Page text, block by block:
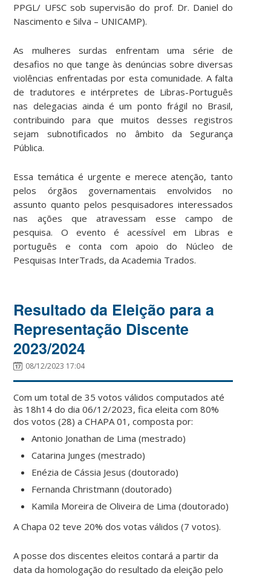
PPGL/ UFSC sob supervisão do prof. Dr. Daniel do
Nascimento e Silva – UNICAMP).
As mulheres surdas enfrentam uma série de
desafios no que tange às denúncias sobre diversas
violências enfrentadas por esta comunidade. A falta
de tradutores e intérpretes de Libras-Português
nas delegacias ainda é um ponto frágil no Brasil,
contribuindo para que muitos desses registros
sejam subnotificados no âmbito da Segurança
Pública.
Essa temática é urgente e merece atenção, tanto
pelos órgãos governamentais envolvidos no
assunto quanto pelos pesquisadores interessados
nas ações que atravessam esse campo de
pesquisa. O evento é acessível em Libras e
português e conta com apoio do Núcleo de
Pesquisas InterTrads, da Academia Trados.
Resultado da Eleição para a
Representação Discente
2023/2024
08/12/2023 17:04
Com um total de 35 votos válidos computados até
às 18h14 do dia 06/12/2023, fica eleita com 80%
dos votos (28) a CHAPA 01, composta por:
Antonio Jonathan de Lima (mestrado)
Catarina Junges (mestrado)
Enézia de Cássia Jesus (doutorado)
Fernanda Christmann (doutorado)
Kamila Moreira de Oliveira de Lima (doutorado)
A Chapa 02 teve 20% dos votas válidos (7 votos).
A posse dos discentes eleitos contará a partir da
data da homologação do resultado da eleição pelo